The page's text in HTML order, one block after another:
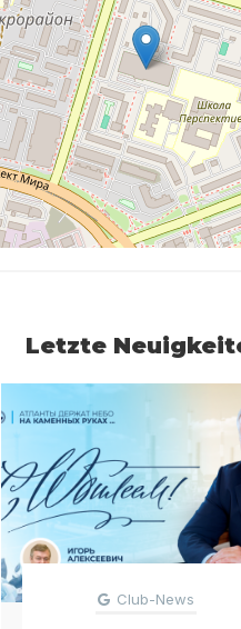
Letzte
Club-News